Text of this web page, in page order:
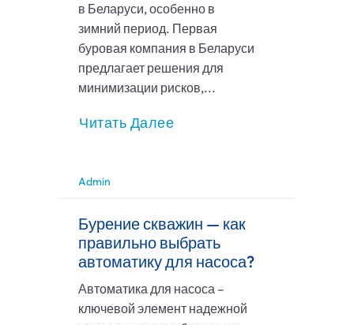
в Беларуси, особенно в
зимний период. Первая
буровая компания в Беларуси
предлагает решения для
минимизации рисков,...
Читать Далее
Admin
Бурение скважин — как
правильно выбрать
автоматику для насоса?
Автоматика для насоса –
ключевой элемент надежной